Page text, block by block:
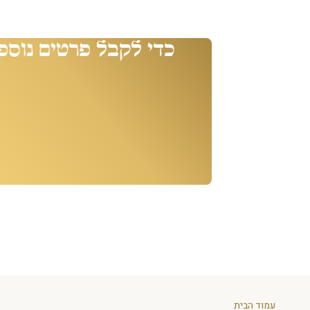
כדי לקבל פרטים
עמוד הבית